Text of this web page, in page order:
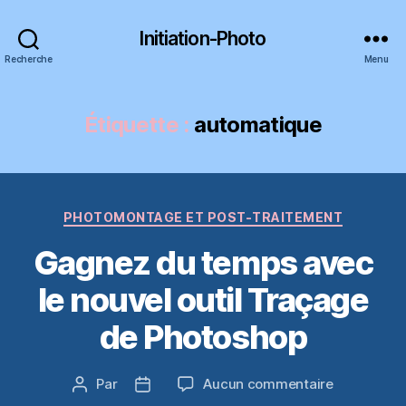
Recherche
Initiation-Photo
Menu
Étiquette : automatique
Catégories
PHOTOMONTAGE ET POST-TRAITEMENT
Gagnez du temps avec
le nouvel outil Traçage
de Photoshop
Auteur
Par
Date
Aucun commentairesur